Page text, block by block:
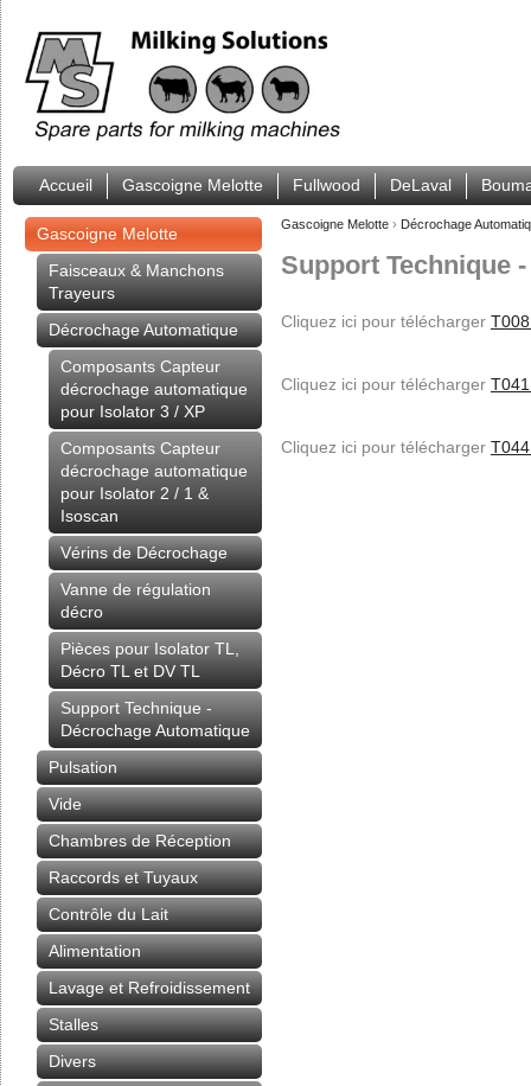
Accueil Gascoigne Melotte Fullwood DeLaval
Gascoigne Melotte
Faisceaux & Manchons
Trayeurs
Décrochage Automatique
Composants Capteur
décrochage automatique
pour Isolator 3 / XP
Composants Capteur
décrochage automatique
pour Isolator 2 / 1 &
Isoscan
Vérins de Décrochage
Vanne de régulation
décro
Pièces pour Isolator TL,
Décro TL et DV TL
Support Technique -
Décrochage Automatique
Pulsation
Vide
Chambres de Réception
Raccords et Tuyaux
Contrôle du Lait
Alimentation
Lavage et Refroidissement
Stalles
Divers
Gascoigne Melotte › Décrochage
Support Technique
Cliquez ici pour télécharger
Cliquez ici pour télécharger
Cliquez ici pour télécharger